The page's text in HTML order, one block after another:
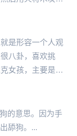
是形容一个人观
八卦，喜欢挑
女孩，主要是形
的意思。因为手
舔狗。...